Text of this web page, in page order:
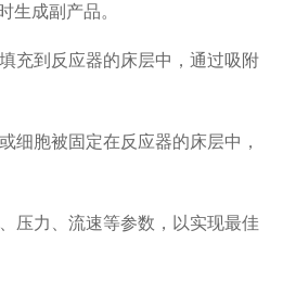
生成副产品。
充到反应器的床层中，通过吸附
胞被固定在反应器的床层中，
力、流速等参数，以实现最佳